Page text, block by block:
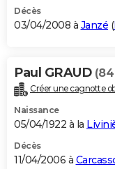
Décès
03/04/2008 à Janzé (
Paul GRAUD
Créer une cagnotte
Naissance
05/04/1922 à la
Décès
11/04/2006 à